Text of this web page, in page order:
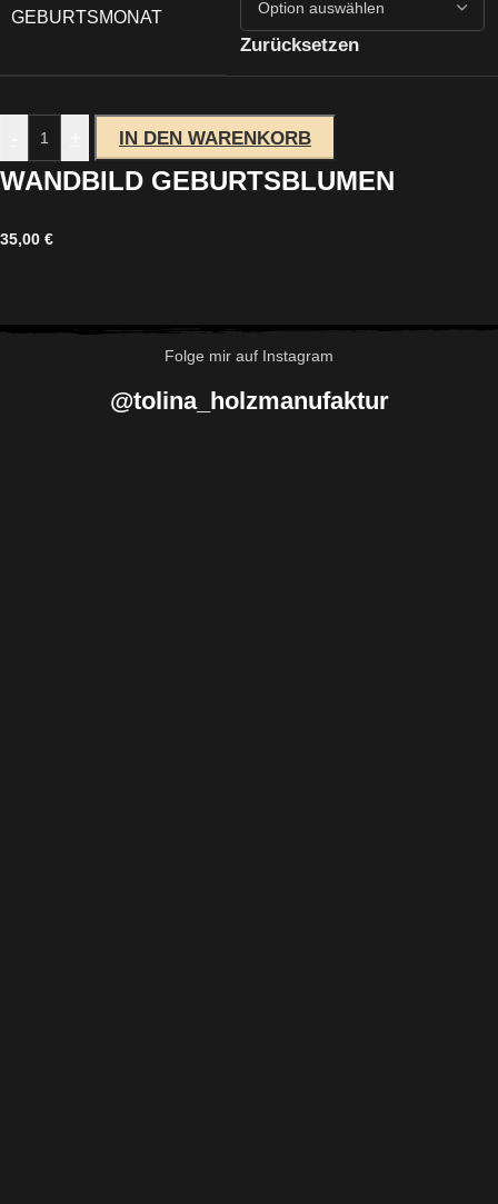
GEBURTSMONAT
Zurücksetzen
IN DEN WARENKORB
WANDBILD GEBURTSBLUMEN
35,00 €
Folge mir auf Instagram
@tolina_holzmanufaktur